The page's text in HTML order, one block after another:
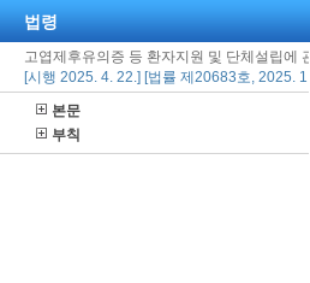
법령
고엽제후유의증 등 환자지원 및 단체설립에
[시행 2025. 4. 22.] [법률 제20683호, 2025.
본문
부칙